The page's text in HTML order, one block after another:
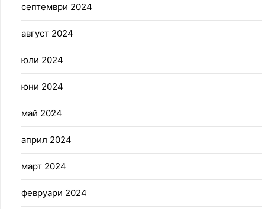
септември 2024
август 2024
юли 2024
юни 2024
май 2024
април 2024
март 2024
февруари 2024